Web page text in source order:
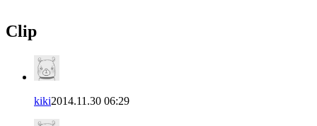
Clip
kiki2014.11.30 06:29